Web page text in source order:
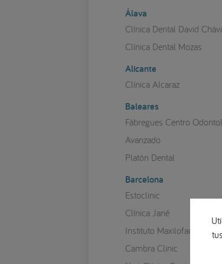
Álava
Clínica Dental David
Clínica Dental Mozas
Alicante
Clínica Alcaraz
Baleares
Fàbregues Centro
Avanzado
Platón Dental
Barcelona
Estoclinic
Clínica Jané
Instituto Maxilofacial
Cambra Clinic